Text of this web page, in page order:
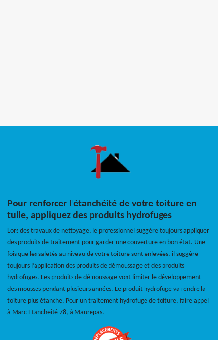
Pour renforcer l’étanchéité de votre toiture en
tuile, appliquez des produits hydrofuges
Lors des travaux de nettoyage, le professionnel suggère toujours appliquer
des produits de traitement pour garder une couverture en bon état. Une
fois que les saletés au niveau de votre toiture sont enlevées, il suggère
toujours l’application des produits de démoussage et des produits
hydrofuges. Les produits de démoussage vont limiter le développement
des mousses pendant plusieurs années. Le produit hydrofuge va rendre la
toiture plus étanche. Pour un traitement hydrofuge de toiture, faire appel
à Marc Etancheité 78, à Maurepas.